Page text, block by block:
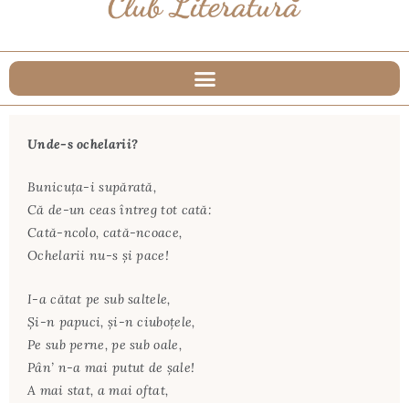
Unde-s ochelarii?
Bunicuţa-i supărată,
Că de-un ceas întreg tot cată:
Cată-ncolo, cată-ncoace,
Ochelarii nu-s şi pace!
I-a cătat pe sub saltele,
Şi-n papuci, şi-n ciuboţele,
Pe sub perne, pe sub oale,
Pân’ n-a mai putut de şale!
A mai stat, a mai oftat,